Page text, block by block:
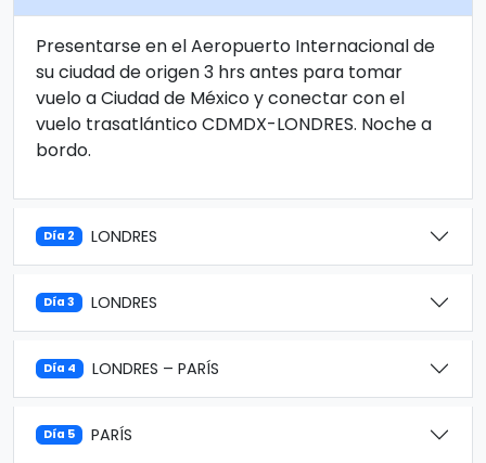
Presentarse en el Aeropuerto Internacional de
su ciudad de origen 3 hrs antes para tomar
vuelo a Ciudad de México y conectar con el
vuelo trasatlántico CDMDX-LONDRES. Noche a
bordo.
Día 2 LONDRES
Día 3 LONDRES
Día 4 LONDRES – PARÍS
Día 5 PARÍS